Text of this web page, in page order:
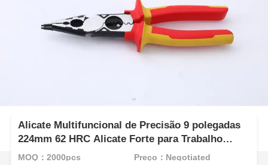
Alicate Multifuncional de Precisão 9 polegadas
224mm 62 HRC Alicate Forte para Trabalho
Pesado 9 polegadas Anel Excêntrico Economia
MOQ：2000pcs Preço：Negotiated